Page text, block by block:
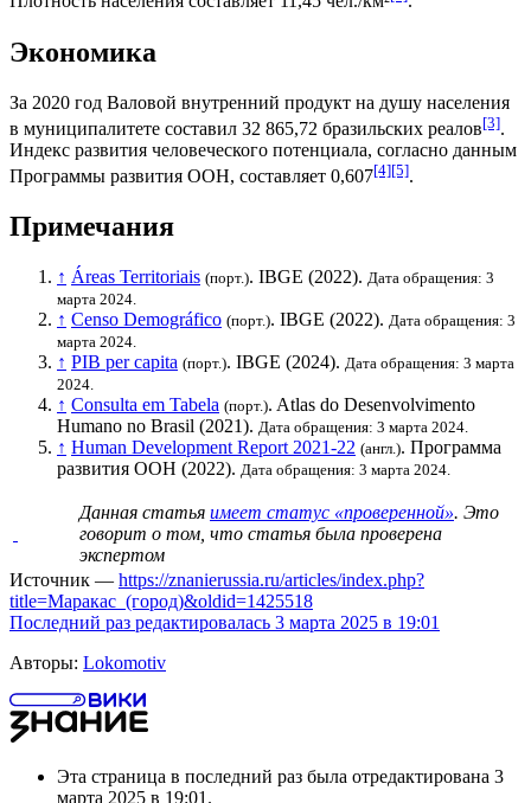
Экономика
За 2020 год Валовой внутренний продукт на душу населения
в муниципалитете составил 32 865,72 бразильских реалов[3].
Индекс развития человеческого потенциала, согласно данным
Программы развития ООН, составляет 0,607[4][5].
Примечания
↑ Áreas Territoriais (порт.). IBGE (2022). Дата обращения: 3
марта 2024.
↑ Censo Demográfico (порт.). IBGE (2022). Дата обращения: 3
марта 2024.
↑ PIB per capita (порт.). IBGE (2024). Дата обращения: 3 марта
2024.
↑ Consulta em Tabela (порт.). Atlas do Desenvolvimento
Humano no Brasil (2021). Дата обращения: 3 марта 2024.
↑ Human Development Report 2021-22 (англ.). Программа
развития ООН (2022). Дата обращения: 3 марта 2024.
Данная статья имеет статус «проверенной». Это
говорит о том, что статья была проверена
экспертом
Источник — https://znanierussia.ru/articles/index.php?
title=Маракас_(город)&oldid=1425518
Последний раз редактировалась 3 марта 2025 в 19:01
Авторы: Lokomotiv
Эта страница в последний раз была отредактирована 3
марта 2025 в 19:01.